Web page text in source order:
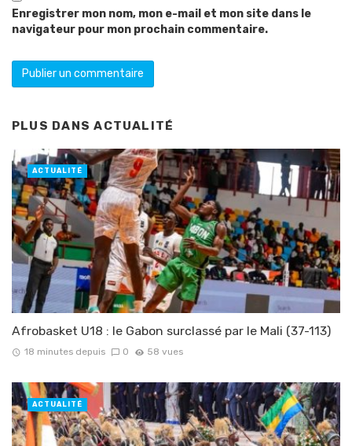
Enregistrer mon nom, mon e-mail et mon site dans le
navigateur pour mon prochain commentaire.
PLUS DANSACTUALITÉ
Afrobasket U18 : le Gabon surclassé par le Mali (37-113)
18 minutes depuis 0 58 vues
ACTUALITÉ
ACTUALITÉ